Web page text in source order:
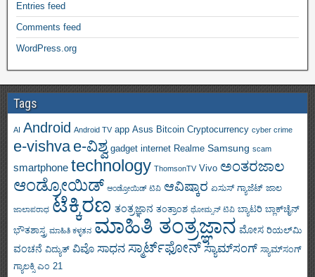
Entries feed
Comments feed
WordPress.org
Tags
AI Android Android TV app Asus Bitcoin Cryptocurrency cyber crime
e-vishva e-ವಿಶ್ವ gadget internet Realme Samsung scam
smartphone technology ThomsonTV Vivo ಅಂತರಜಾಲ
ಆಂಡ್ರೋಯಿಡ್ ಆಂಡ್ರೋಯಿಡ್ ಟಿವಿ ಆವಿಷ್ಕಾರ ಏಸುಸ್ ಗ್ಯಾಜೆಟ್ ಜಾಲ
ಜಾಲಾಪರಾಧ ಟೆಕ್ಕಿರಣ ತಂತ್ರಜ್ಞಾನ ತಂತ್ರಾಂಶ ಥೋಮ್ಸನ್ ಟಿವಿ ಬ್ಯಾಟರಿ ಬ್ಲಾಕ್‌ಚೈನ್
ಭೌತಶಾಸ್ತ್ರ ಮಾಹಿತಿ ಕಳ್ಳತನ ಮಾಹಿತಿ ತಂತ್ರಜ್ಞಾನ ಮೋಸ ರಿಯಲ್‌ಮಿ
ವಂಚನೆ ವಿದ್ಯುತ್ ವಿವೊ ಸಾಧನ ಸ್ಮಾರ್ಟ್‌ಫೋನ್ ಸ್ಯಾಮ್‌ಸಂಗ್ ಸ್ಯಾಮ್‌ಸಂಗ್
ಗ್ಯಾಲಕ್ಸಿ ಎಂ 21